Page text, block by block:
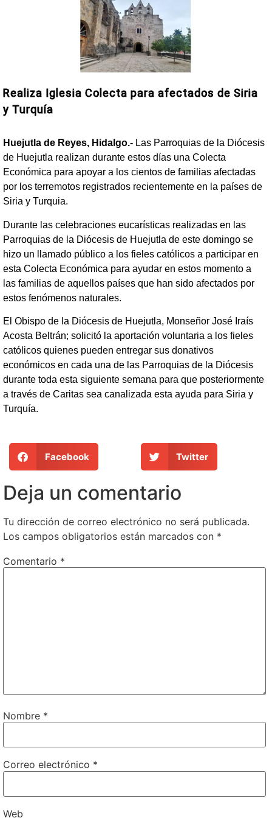
Realiza Iglesia Colecta para afectados de Siria
y Turquía
Huejutla de Reyes, Hidalgo.- Las Parroquias de la Diócesis
de Huejutla realizan durante estos días una Colecta
Económica para apoyar a los cientos de familias afectadas
por los terremotos registrados recientemente en la países de
Siria y Turquia.
Durante las celebraciones eucarísticas realizadas en las
Parroquias de la Diócesis de Huejutla de este domingo se
hizo un llamado público a los fieles católicos a participar en
esta Colecta Económica para ayudar en estos momento a
las familias de aquellos países que han sido afectados por
estos fenómenos naturales.
El Obispo de la Diócesis de Huejutla, Monseñor José Iraís
Acosta Beltrán; solicitó la aportación voluntaria a los fieles
católicos quienes pueden entregar sus donativos
económicos en cada una de las Parroquias de la Diócesis
durante toda esta siguiente semana para que posteriormente
a través de Caritas sea canalizada esta ayuda para Siria y
Turquía.
Facebook Twitter
Deja un comentario
Tu dirección de correo electrónico no será publicada.
Los campos obligatorios están marcados con *
Comentario *
Nombre *
Correo electrónico *
Web